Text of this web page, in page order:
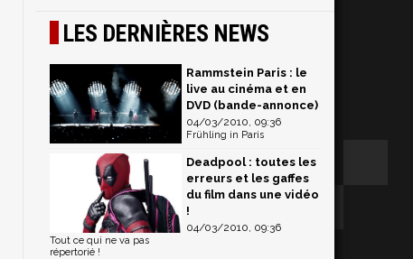
LES DERNIÈRES NEWS
Rammstein Paris : le
live au cinéma et en
DVD (bande-annonce)
04/03/2010, 09:36
Frühling in Paris
Deadpool : toutes les
erreurs et les gaffes
du film dans une vidéo
!
04/03/2010, 09:36
Tout ce qui ne va pas
répertorié !